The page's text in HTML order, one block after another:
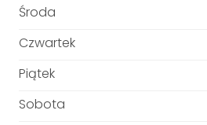
Środa
Czwartek
Piątek
Sobota